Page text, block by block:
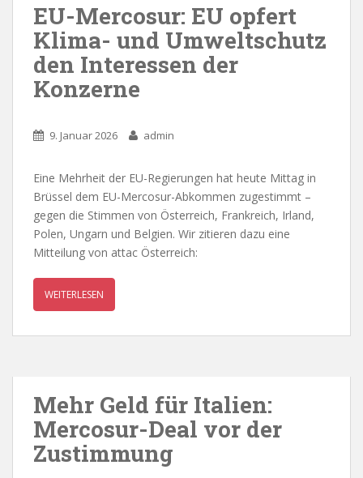
EU-Mercosur: EU opfert
Klima- und Umweltschutz
den Interessen der
Konzerne
9. Januar 2026 admin
Eine Mehrheit der EU-Regierungen hat heute Mittag in
Brüssel dem EU-Mercosur-Abkommen zugestimmt –
gegen die Stimmen von Österreich, Frankreich, Irland,
Polen, Ungarn und Belgien. Wir zitieren dazu eine
Mitteilung von attac Österreich:
WEITERLESEN
Mehr Geld für Italien:
Mercosur-Deal vor der
Zustimmung